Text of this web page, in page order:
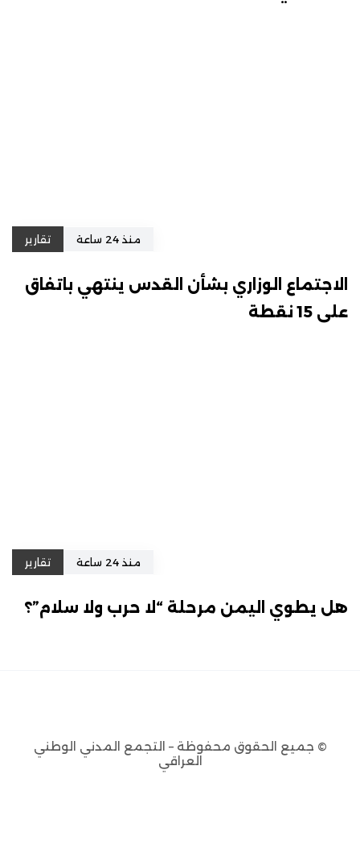
منذ 24 ساعة تقارير
الاجتماع الوزاري بشأن القدس ينتهي باتفاق
على 15 نقطة
منذ 24 ساعة تقارير
هل يطوي اليمن مرحلة “لا حرب ولا سلام”؟
© جميع الحقوق محفوظة – التجمع المدني الوطني
العراقي